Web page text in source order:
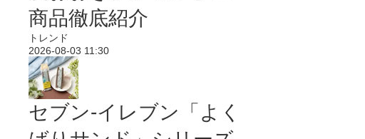
商品徹底紹介
トレンド
2026-08-03 11:30
セブン‐イレブン「よく